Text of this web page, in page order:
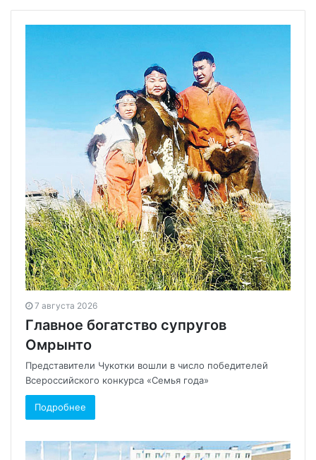
7 августа 2026
Главное богатство супругов
Омрынто
Представители Чукотки вошли в число победителей
Всероссийского конкурса «Семья года»
Подробнее